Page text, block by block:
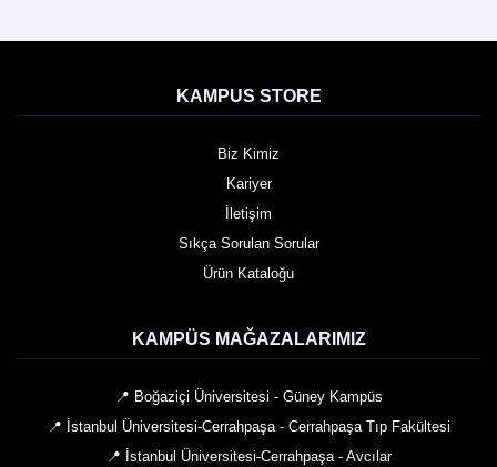
KAMPUS STORE
Biz Kimiz
Kariyer
İletişim
Sıkça Sorulan Sorular
Ürün Kataloğu
KAMPÜS MAĞAZALARIMIZ
📍 Boğaziçi Üniversitesi - Güney Kampüs
📍 İstanbul Üniversitesi-Cerrahpaşa - Cerrahpaşa Tıp Fakültesi
📍 İstanbul Üniversitesi-Cerrahpaşa - Avcılar